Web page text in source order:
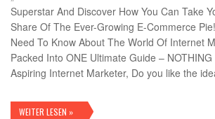
Superstar And Discover How You Can Take
Share Of The Ever-Growing E-Commerce
Need To Know About The World Of Internet
Packed Into ONE Ultimate Guide –
Aspiring Internet Marketer, Do you like the
WEITER LESEN »